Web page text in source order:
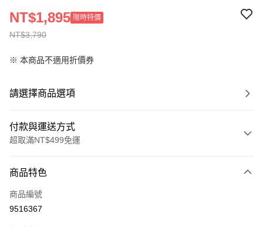
NT$3,790
NT$1,895 限時特價
※ 本商品不適用折價券
請選擇商品選項
付款與運送方式
超取滿NT$499免運
信用卡一次付款
超商取貨付款
商品特色
商品編號
9516367